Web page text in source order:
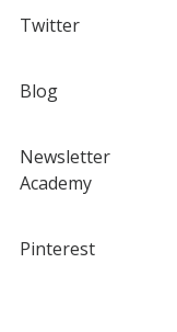
Twitter
Blog
Newsletter
Academy
Pinterest